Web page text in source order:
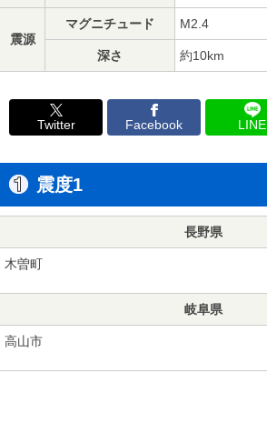
震源
マグニチュード M2.4
深さ 約10km
Twitter Facebook LINE
震度1
長野県
木曽町
岐阜県
高山市